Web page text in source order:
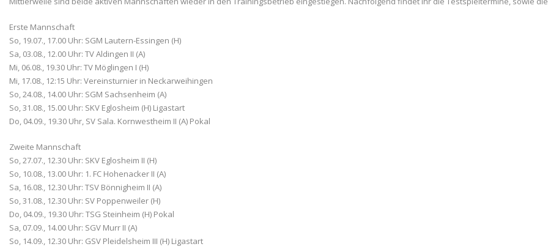
Erste Mannschaft
So, 19.07., 17.00 Uhr: SGM Lautern-Essingen (H)
Sa, 03.08., 12.00 Uhr: TV Aldingen II (A)
Mi, 06.08., 19.30 Uhr: TV Möglingen I (H)
Mi, 17.08., 12:15 Uhr: Vereinsturnier in Neckarweihingen
So, 24.08., 14.00 Uhr: SGM Sachsenheim (A)
So, 31.08., 15.00 Uhr: SKV Eglosheim (H) Ligastart
Do, 04.09., 19.30 Uhr, SV Sala. Kornwestheim II (A) Pokal
Zweite Mannschaft
So, 27.07., 12.30 Uhr: SKV Eglosheim II (H)
So, 10.08., 13.00 Uhr: 1. FC Hohenacker II (A)
Sa, 16.08., 12.30 Uhr: TSV Bönnigheim II (A)
So, 31.08., 12.30 Uhr: SV Poppenweiler (H)
Do, 04.09., 19.30 Uhr: TSG Steinheim (H) Pokal
Sa, 07.09., 14.00 Uhr: SGV Murr II (A)
So, 14.09., 12.30 Uhr: GSV Pleidelsheim III (H) Ligastart